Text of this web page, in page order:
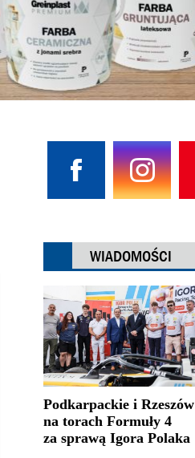
WIADOMOŚCI
Podkarpackie i Rzeszów
na torach Formuły 4
za sprawą Igora Polaka